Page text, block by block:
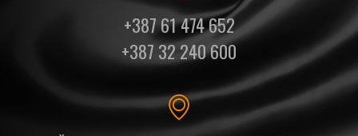
+387 61 474 652
+387 32 240 600